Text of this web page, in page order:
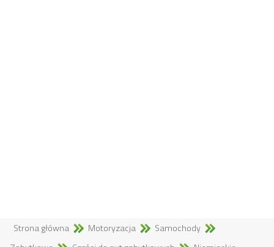
Strona główna Motoryzacja
Samochody